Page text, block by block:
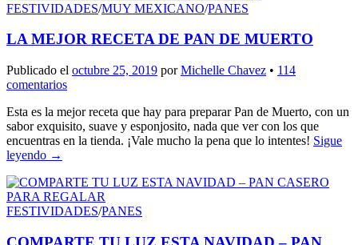
FESTIVIDADES/MUY MEXICANO/PANES
LA MEJOR RECETA DE PAN DE MUERTO
Publicado el octubre 25, 2019 porMichelle Chavez • 114
comentarios
Esta es la mejor receta que hay para preparar Pan de Muerto, con un
sabor exquisito, suave y esponjosito, nada que ver con los que
encuentras en la tienda. ¡Vale mucho la pena que lo intentes! Sigue
leyendo →
FESTIVIDADES/PANES